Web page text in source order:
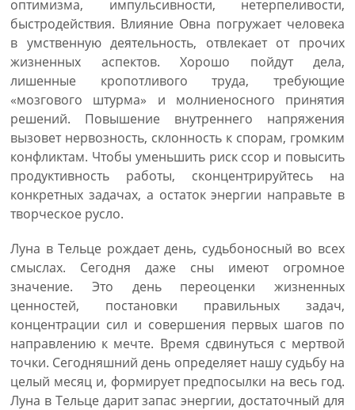
оптимизма, импульсивности, нетерпеливости,
быстродействия. Влияние Овна погружает человека
в умственную деятельность, отвлекает от прочих
жизненных аспектов. Хорошо пойдут дела,
лишенные кропотливого труда, требующие
«мозгового штурма» и молниеносного принятия
решений. Повышение внутреннего напряжения
вызовет нервозность, склонность к спорам, громким
конфликтам. Чтобы уменьшить риск ссор и повысить
продуктивность работы, сконцентрируйтесь на
конкретных задачах, а остаток энергии направьте в
творческое русло.
Луна в Тельце рождает день, судьбоносный во всех
смыслах. Сегодня даже сны имеют огромное
значение. Это день переоценки жизненных
ценностей, постановки правильных задач,
концентрации сил и совершения первых шагов по
направлению к мечте. Время сдвинуться с мертвой
точки. Сегодняшний день определяет нашу судьбу на
целый месяц и, формирует предпосылки на весь год.
Луна в Тельце дарит запас энергии, достаточный для